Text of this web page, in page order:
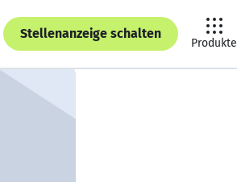
Stellenanzeige schalten
Produkte